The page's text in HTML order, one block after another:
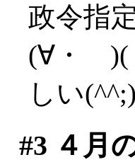
政令指
(∀・ )(
しい(^^;)
#3 ４月